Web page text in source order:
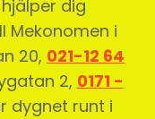
dig
i
20, 021-12 64
2, 0171 -
dygnet runt i